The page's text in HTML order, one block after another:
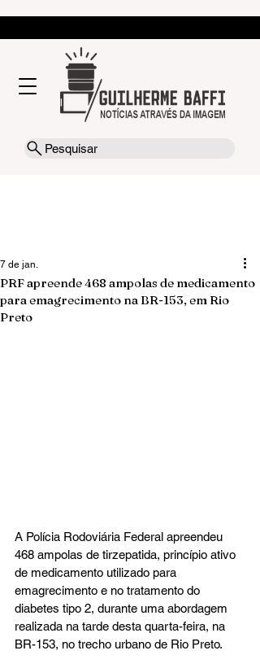
Pesquisar
PRF apreende 468 ampolas de medicamento
para emagrecimento na BR-153, em Rio
Preto
7 de jan.
A Polícia Rodoviária Federal apreendeu
468 ampolas de tirzepatida, princípio ativo
de medicamento utilizado para
emagrecimento e no tratamento do
diabetes tipo 2, durante uma abordagem
realizada na tarde desta quarta-feira, na
BR-153, no trecho urbano de Rio Preto.